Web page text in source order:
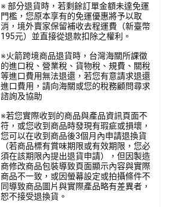
※ 部分退貨時，若剩餘訂單金額未達免運
門檻，您原本享有的免運優惠將予以取
消，境外賣家保留補收去程運費（新臺幣
195元）並直接從退款扣除之權利。
※火箭跨境商品退貨時，台灣海關所課徵
的進口稅、營業稅、貨物稅、規費、關稅
等進口費用無法退還，若您有意請求退還
進口費用，請向海關或您的稅務顧問尋求
諮詢及協助
※若您實際收到的商品與產品資訊頁面不
符，或您收到商品時發現有瑕疵或損壞，
您可以在收到商品後3個月內申請退換貨
（若商品標有賞味期限或有效期限，您必
須在該期限內提出退貨申請），但因製造
商修改商品包裝導致頁面顯示內容與實際
商品不一致，或因螢幕設定或拍攝條件不
同導致商品圖片與實際產品略有差異者，
恕不接受退換貨。